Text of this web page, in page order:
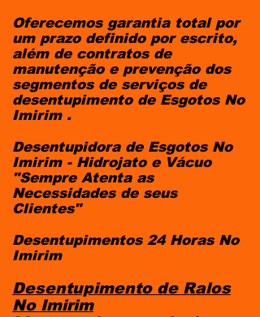
Oferecemos garantia total por
um prazo definido por escrito,
além de contratos de
manutenção e prevenção dos
segmentos de serviços de
desentupimento de Esgotos No
Imirim .
Desentupidora de Esgotos No
Imirim - Hidrojato e Vácuo
"Sempre Atenta as
Necessidades de seus
Clientes"
Desentupimentos 24 Horas No
Imirim​
Desentupimento de Ralos
No Imirim